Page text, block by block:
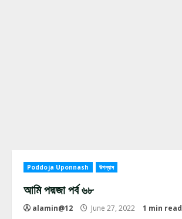
Poddoja Uponnash উপন্যাস
আমি পদ্মজা পর্ব ৬৮
alamin@12 June 27, 2022 1 min read